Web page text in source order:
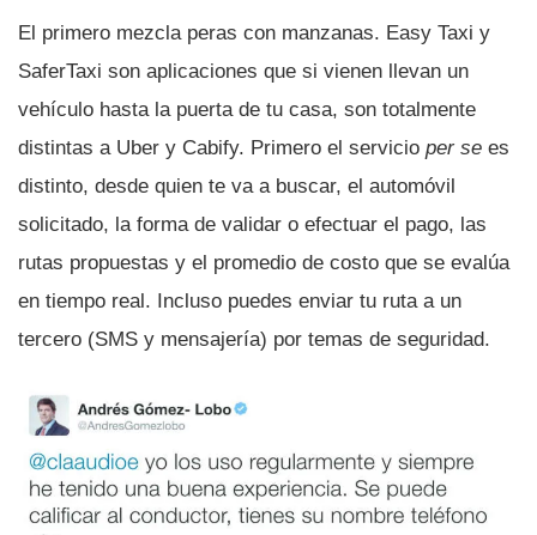
El primero mezcla peras con manzanas. Easy Taxi y
SaferTaxi son aplicaciones que si vienen llevan un
vehí­culo hasta la puerta de tu casa, son totalmente
distintas a Uber y Cabify. Primero el servicio per se es
distinto, desde quien te va a buscar, el automóvil
solicitado, la forma de validar o efectuar el pago, las
rutas propuestas y el promedio de costo que se evalúa
en tiempo real. Incluso puedes enviar tu ruta a un
tercero (SMS y mensajerí­a) por temas de seguridad.